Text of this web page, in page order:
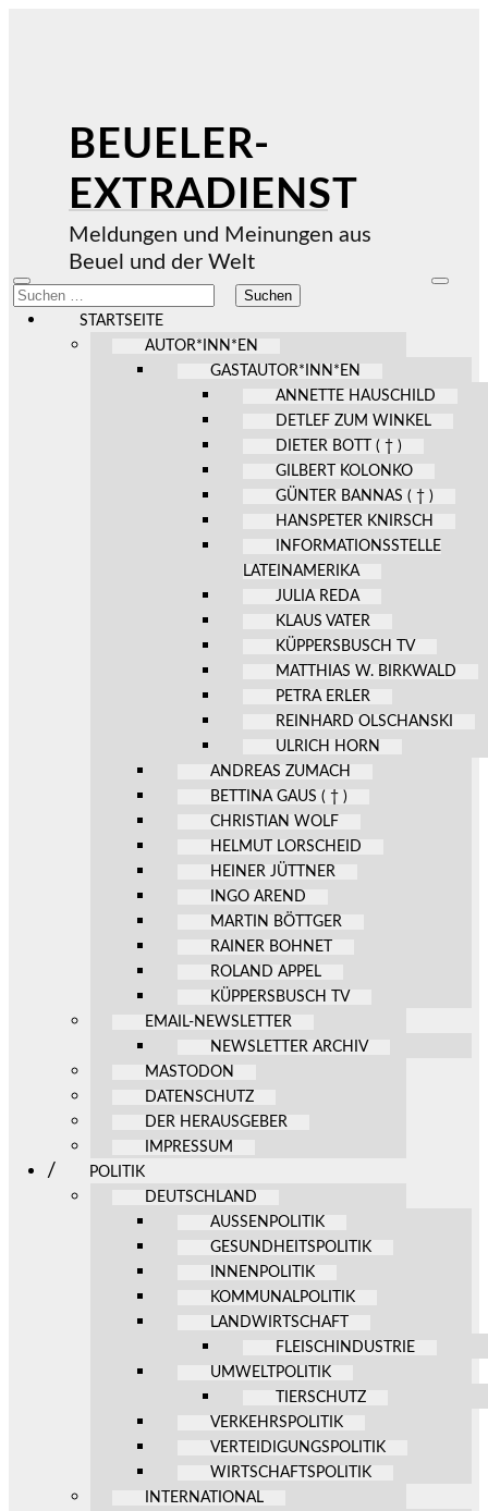
BEUELER-
EXTRADIENST
Meldungen und Meinungen aus
Beuel und der Welt
Mobile-
Menü
ein-/ausblenden
Suchen
nach:
STARTSEITE
AUTOR*INN*EN
GASTAUTOR*INN*EN
ANNETTE HAUSCHILD
DETLEF ZUM WINKEL
DIETER BOTT ( † )
GILBERT KOLONKO
GÜNTER BANNAS ( † )
HANSPETER KNIRSCH
INFORMATIONSSTELLE
LATEINAMERIKA
JULIA REDA
KLAUS VATER
KÜPPERSBUSCH TV
MATTHIAS W. BIRKWALD
PETRA ERLER
REINHARD OLSCHANSKI
ULRICH HORN
ANDREAS ZUMACH
BETTINA GAUS ( † )
CHRISTIAN WOLF
HELMUT LORSCHEID
HEINER JÜTTNER
INGO AREND
MARTIN BÖTTGER
RAINER BOHNET
ROLAND APPEL
KÜPPERSBUSCH TV
EMAIL-NEWSLETTER
NEWSLETTER ARCHIV
MASTODON
DATENSCHUTZ
DER HERAUSGEBER
IMPRESSUM
POLITIK
DEUTSCHLAND
AUSSENPOLITIK
GESUNDHEITSPOLITIK
INNENPOLITIK
KOMMUNALPOLITIK
LANDWIRTSCHAFT
FLEISCHINDUSTRIE
UMWELTPOLITIK
TIERSCHUTZ
VERKEHRSPOLITIK
VERTEIDIGUNGSPOLITIK
WIRTSCHAFTSPOLITIK
INTERNATIONAL